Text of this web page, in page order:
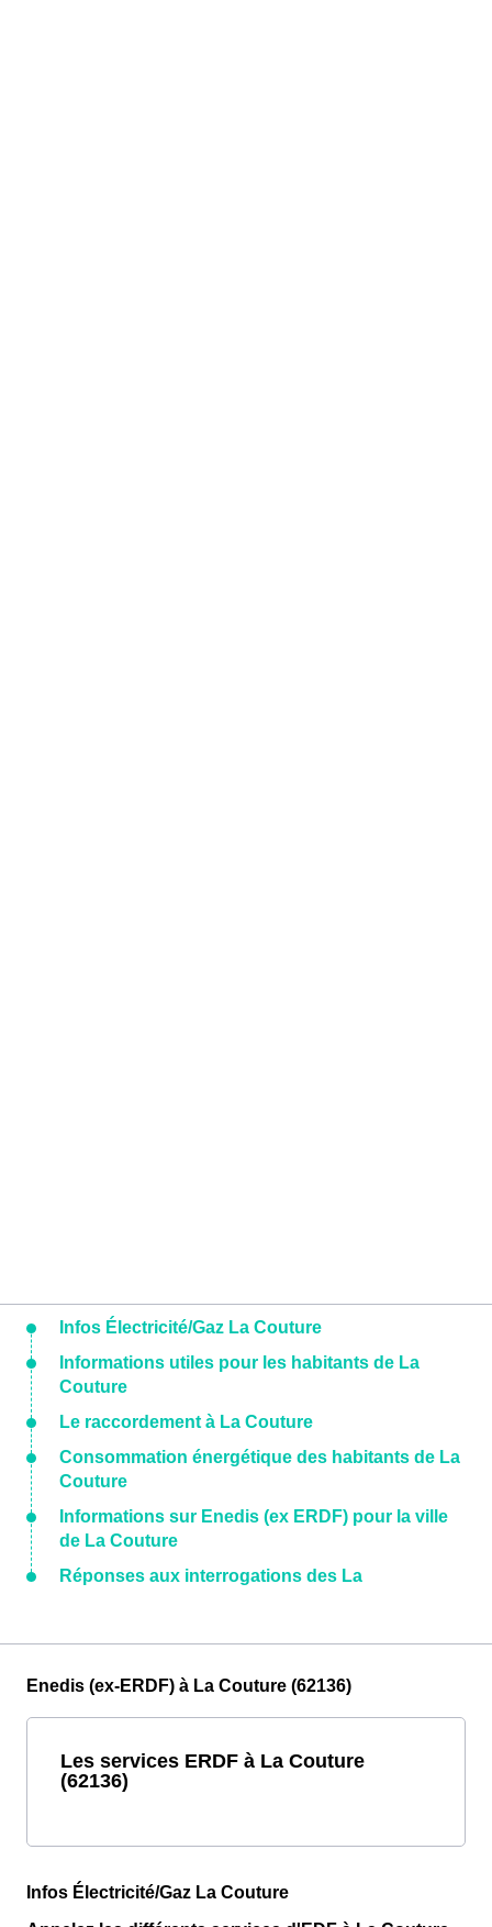
Infos Électricité/Gaz La Couture
Informations utiles pour les habitants de La
Couture
Le raccordement à La Couture
Consommation énergétique des habitants de La
Couture
Informations sur Enedis (ex ERDF) pour la ville
de La Couture
Réponses aux interrogations des La
Enedis (ex-ERDF) à La Couture (62136)
Les services ERDF à La Couture
(62136)
Infos Électricité/Gaz La Couture